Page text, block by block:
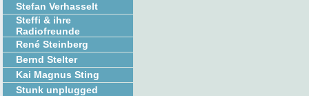
Stefan Verhasselt
Steffi & ihre
Radiofreunde
René Steinberg
Bernd Stelter
Kai Magnus Sting
Stunk unplugged